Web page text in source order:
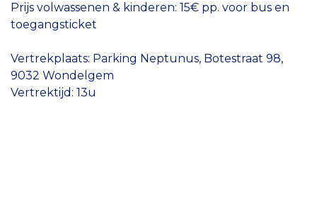
Prijs volwassenen & kinderen: 15€ pp. voor bus en
toegangsticket
Vertrekplaats: Parking Neptunus, Botestraat 98,
9032 Wondelgem
Vertrektijd: 13u